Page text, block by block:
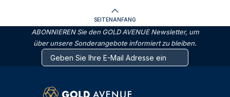
SEITENANFANG
ABONNIEREN Sie den GOLD AVENUE Newsletter, um
über unsere Sonderangebote informiert zu bleiben.